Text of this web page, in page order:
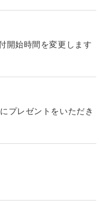
開始時間を変更します
プレゼントをいただき